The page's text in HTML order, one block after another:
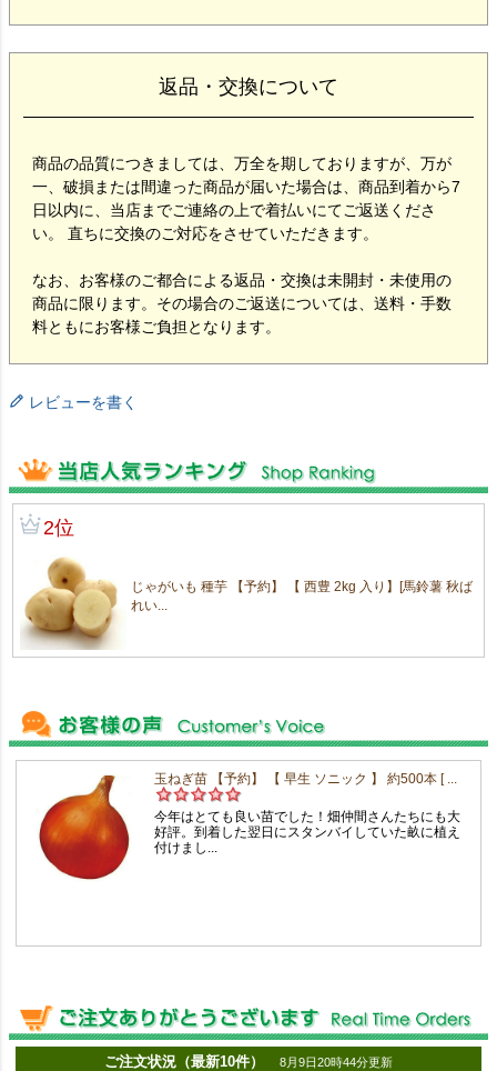
返品・交換について
商品の品質につきましては、万全を期しておりますが、万が
一、破損または間違った商品が届いた場合は、商品到着から7
日以内に、当店までご連絡の上で着払いにてご返送くださ
い。 直ちに交換のご対応をさせていただきます。
なお、お客様のご都合による返品・交換は未開封・未使用の
商品に限ります。その場合のご返送については、送料・手数
料ともにお客様ご負担となります。
レビューを書く